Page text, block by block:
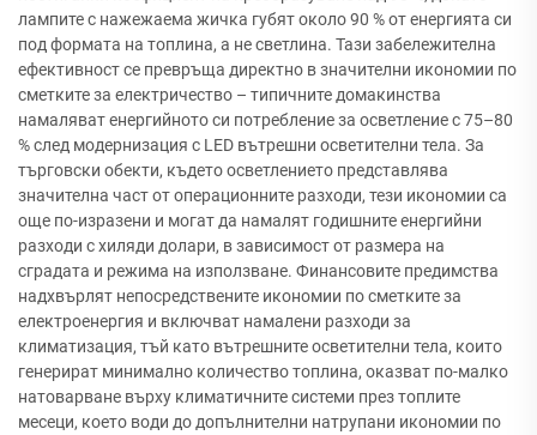
лампите с нажежаема жичка губят около 90 % от енергията си
под формата на топлина, а не светлина. Тази забележителна
ефективност се превръща директно в значителни икономии по
сметките за електричество – типичните домакинства
намаляват енергийното си потребление за осветление с 75–80
% след модернизация с LED вътрешни осветителни тела. За
търговски обекти, където осветлението представлява
значителна част от операционните разходи, тези икономии са
още по-изразени и могат да намалят годишните енергийни
разходи с хиляди долари, в зависимост от размера на
сградата и режима на използване. Финансовите предимства
надхвърлят непосредствените икономии по сметките за
електроенергия и включват намалени разходи за
климатизация, тъй като вътрешните осветителни тела, които
генерират минимално количество топлина, оказват по-малко
натоварване върху климатичните системи през топлите
месеци, което води до допълнителни натрупани икономии по